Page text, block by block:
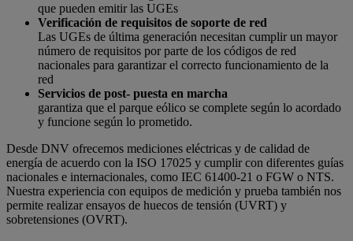
que pueden emitir las UGEs
Verificación de requisitos de soporte de red
Las UGEs de última generación necesitan cumplir un mayor
número de requisitos por parte de los códigos de red
nacionales para garantizar el correcto funcionamiento de la
red
Servicios de post- puesta en marcha
garantiza que el parque eólico se complete según lo acordado
y funcione según lo prometido.
Desde DNV ofrecemos mediciones eléctricas y de calidad de
energía de acuerdo con la ISO 17025 y cumplir con diferentes guías
nacionales e internacionales, como IEC 61400-21 o FGW o NTS.
Nuestra experiencia con equipos de medición y prueba también nos
permite realizar ensayos de huecos de tensión (UVRT) y
sobretensiones (OVRT).